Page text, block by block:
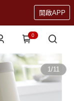
開啟APP
0
1/11